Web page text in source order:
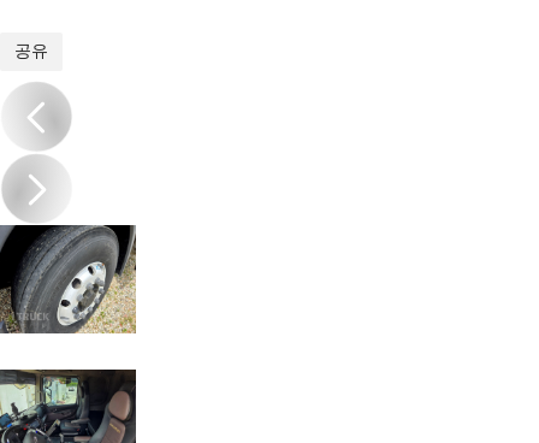
공유
/18